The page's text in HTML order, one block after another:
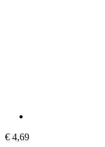
€ 4,69